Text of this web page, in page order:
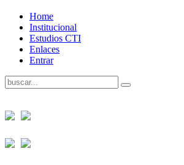
Home
Institucional
Estudios CTI
Enlaces
Entrar